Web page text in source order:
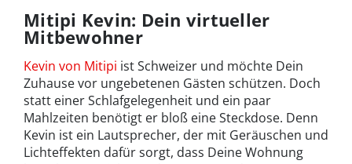
Mitipi Kevin: Dein virtueller
Mitbewohner
Kevin von Mitipi ist Schweizer und möchte Dein
Zuhause vor ungebetenen Gästen schützen. Doch
statt einer Schlafgelegenheit und ein paar
Mahlzeiten benötigt er bloß eine Steckdose. Denn
Kevin ist ein Lautsprecher, der mit Geräuschen und
Lichteffekten dafür sorgt, dass Deine Wohnung